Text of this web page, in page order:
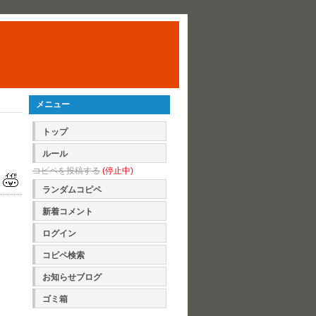
メニュー
トップ
ルール
コピペを投稿する (停止中)
ランダムコピペ
新着コメント
ログイン
コピペ検索
お知らせブログ
ゴミ箱